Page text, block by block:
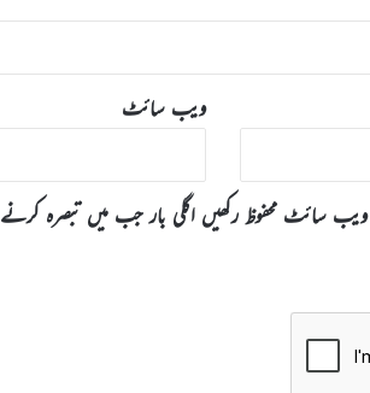
ویب‌ سائٹ
ویب سائٹ محفوظ رکھیں اگلی بار جب میں تبصرہ